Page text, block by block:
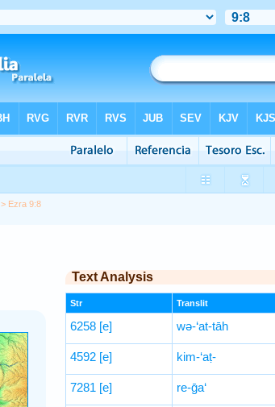
> Ezra 9:8
Text Analysis
Str Translit
6258 [e] wə-‘at-tāh
4592 [e] kim-‘aṭ-
7281 [e] re-ḡa‘